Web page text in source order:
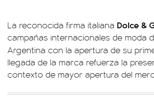
La reconocida firma italiana Dolce &
campañas internacionales de moda
Argentina con la apertura de su
llegada de la marca refuerza la
contexto de mayor apertura del